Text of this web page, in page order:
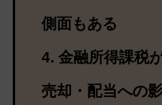
側面もある
金融所得課税
売却・配当への